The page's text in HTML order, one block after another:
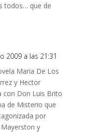
todos… que de
2009 a las 21:31
Maria De Los
y Hector
con Don Luis Brito
de Misterio que
por
y